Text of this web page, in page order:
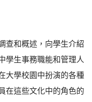
查和概述，向學生介紹
學生事務職能和管理人
大學校園中扮演的各種
在這些文化中的角色的